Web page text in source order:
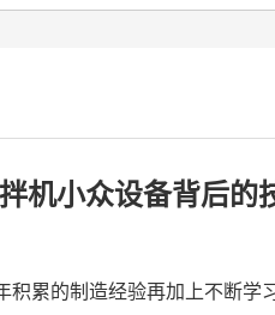
小众设备背后的
累的制造经验再加上不断学